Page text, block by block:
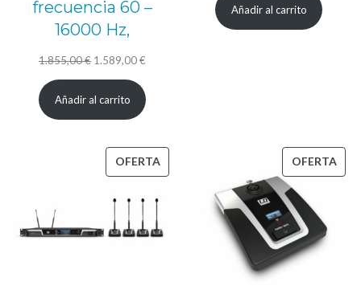
frecuencia 60 –
16000 Hz,
1.855,00€ El
precio
original
1.855,00 €.
1.589,00€
actual
1.589,00 €.
Añadir al carrito
original
actual
Añadir al carrito
OFERTAPRODUCTO
OFERTA